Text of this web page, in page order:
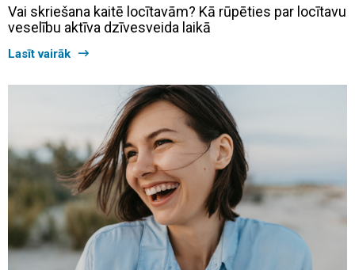
Vai skriešana kaitē locītavām? Kā rūpēties par locītavu
veselību aktīva dzīvesveida laikā
Lasīt vairāk